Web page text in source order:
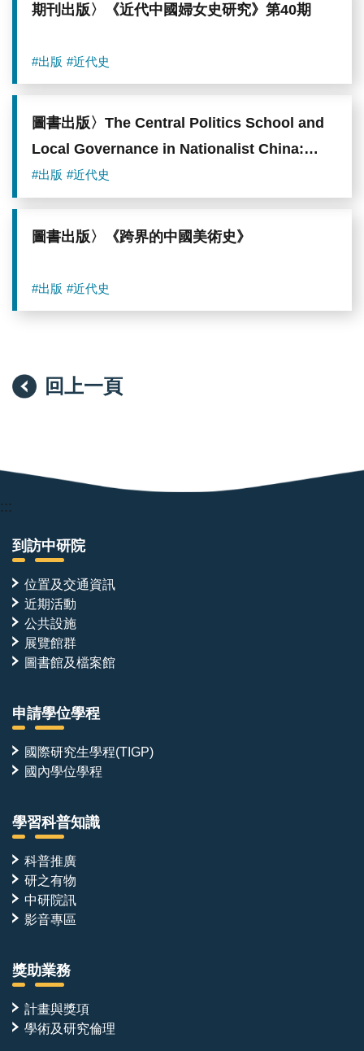
期刊出版〉《近代中國婦女史研究》第40期
#出版 #近代史
圖書出版〉The Central Politics School and
Local Governance in Nationalist China:
Toward a Statecraft beyond Science
#出版 #近代史
圖書出版〉《跨界的中國美術史》
#出版 #近代史
回上一頁
:::
到訪中研院
位置及交通資訊
近期活動
公共設施
展覽館群
圖書館及檔案館
申請學位學程
國際研究生學程(TIGP)
國內學位學程
學習科普知識
科普推廣
研之有物
中研院訊
影音專區
獎助業務
計畫與獎項
學術及研究倫理